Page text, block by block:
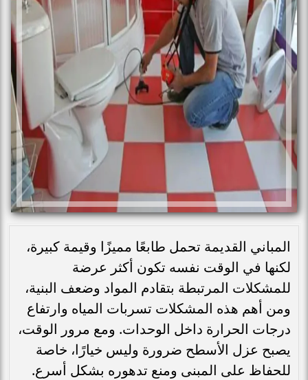
المباني القديمة تحمل طابعًا مميزًا وقيمة كبيرة،
لكنها في الوقت نفسه تكون أكثر عرضة
للمشكلات المرتبطة بتقادم المواد وضعف البنية،
ومن أهم هذه المشكلات تسربات المياه وارتفاع
درجات الحرارة داخل الوحدات. ومع مرور الوقت،
يصبح عزل الأسطح ضرورة وليس خيارًا، خاصة
للحفاظ على المبنى ومنع تدهوره بشكل أسرع.